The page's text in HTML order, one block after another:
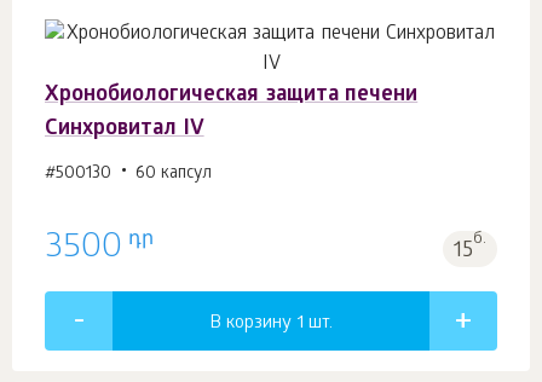
Хронобиологическая защита печени
Синхровитал IV
#500130 60 капсул
3500 դր 15б.
В корзину 1 шт.